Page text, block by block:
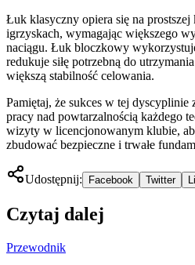
Łuk klasyczny opiera się na
igrzyskach, wymagając większego
naciągu. Łuk bloczkowy
redukuje siłę potrzebną do
większą stabilność celowania.
Pamiętaj, że sukces w tej dyscyplinie
pracy nad powtarzalnością każdego
wizyty w licencjonowanym klubie,
zbudować bezpieczne i trwałe
Udostępnij: Facebook Twitter
Czytaj dalej
Przewodnik